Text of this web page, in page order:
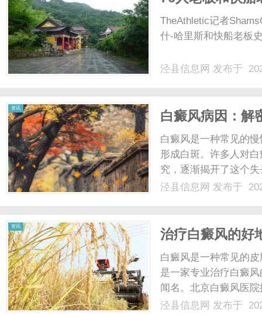
TheAthletic记者
什-哈里斯和快船老板
泾县信息网 发布于
资讯
白癜风病因：解
白癜风是一种常见的
形成白斑。许多人对
究，逐渐揭开了这个
确，但有几种主要理
泾县信息网 发布于
资讯
治疗白癜风的
白癜风是一种常见的
是一家专业治疗白癜
闻名。北京白癜风医
家组成。这些专家对
泾县信息网 发布于